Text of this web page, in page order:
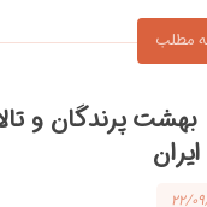
مطلب
پرندگان و
۲۰۲۵